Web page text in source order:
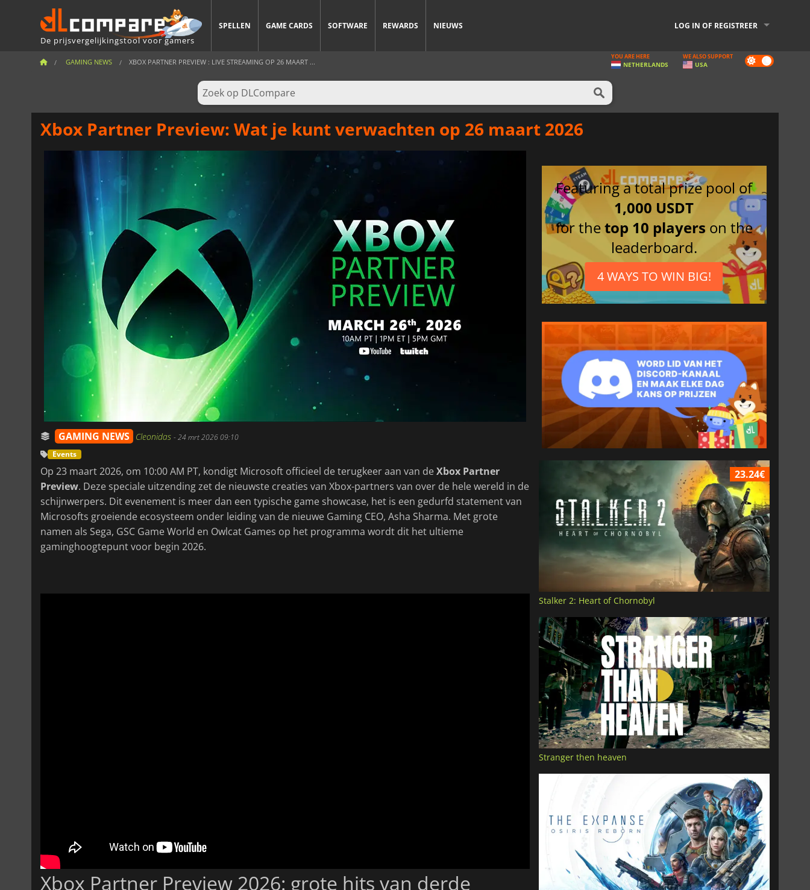
De prijsvergelijkingstool voor gamers
SPELLEN GAME CARDS SOFTWARE REWARDS NIEUWS LOG IN OF REGISTREER
GAMING NEWS XBOX PARTNER PREVIEW : LIVE STREAMING OP 26 MAART ... Dark
mode
YOU ARE HERE
NETHERLANDS
WE ALSO SUPPORT
USA
Xbox Partner Preview: Wat je kunt verwachten op 26 maart 2026
GAMING NEWS Cleonidas -24 mrt 2026 09:10
Events
Op 23 maart 2026, om 10:00 AM PT, kondigt Microsoft officieel de terugkeer aan van deXbox Partner
Preview. Deze speciale uitzending zet de nieuwste creaties van Xbox-partners van over de hele wereld in de
schijnwerpers. Dit evenement is meer dan een typische game showcase, het is een gedurfd statement van
Microsofts groeiende ecosysteem onder leiding van de nieuwe Gaming CEO, Asha Sharma. Met grote
namen als Sega, GSC Game World en Owlcat Games op het programma wordt dit het ultieme
gaminghoogtepunt voor begin 2026.
Xbox Partner Preview 2026: grote hits van derde
Featuring a total prize pool of
1,000 USDT
for thetop 10 players on the
leaderboard.
4 WAYS TO WIN BIG!
23.24€
Stalker 2: Heart of Chornobyl
Stranger then heaven